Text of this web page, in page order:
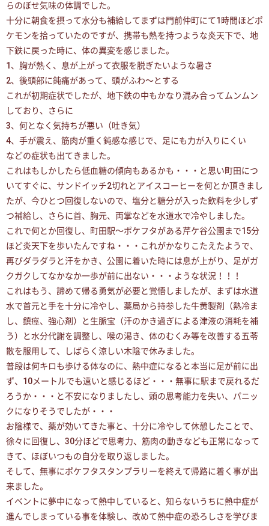
らのぼせ気味の体調でした。
十分に朝食を摂って水分も補給してまずは門前仲町にて1時間ほどポ
ケモンを拾っていたのですが、携帯も熱を持つような炎天下で、地
下鉄に戻った時に、体の異変を感じました。
1、胸が熱く、息が上がって衣服を脱ぎたいような暑さ
2、後頭部に鈍痛があって、頭がふわ〜とする
これが初期症状でしたが、地下鉄の中もかなり混み合ってムンムン
しており、さらに
3、何となく気持ちが悪い（吐き気）
4、手が震え、筋肉が重く鈍感な感じで、足にも力が入りにくい
などの症状も出てきました。
これはもしかしたら低血糖の傾向もあるかも・・・と思い町田につ
いてすぐに、サンドイッチ2切れとアイスコーヒーを何とか頂きまし
たが、今ひとつ回復しないので、塩分と糖分が入った飲料を少しず
つ補給し、さらに首、胸元、両掌などを水道水で冷やしました。
これで何とか回復し、町田駅〜ポケフタがある芹ケ谷公園まで15分
ほど炎天下を歩いたんですね・・・これがかなりこたえたようで、
再びダラダラと汗をかき、公園に着いた時には息が上がり、足がガ
クガクしてなかなか一歩が前に出ない・・・ような状況！！！
これはもう、諦めて帰る勇気が必要と覚悟しましたが、まずは水道
水で首元と手を十分に冷やし、薬局から持参した牛黄製剤（熱冷ま
し、鎮痙、強心剤）と生脈宝（汗のかき過ぎによる津液の消耗を補
う）と水分代謝を調整し、喉の渇き、体のむくみ等を改善する五苓
散を服用して、しばらく涼しい木陰で休みました。
普段は何キロも歩ける体なのに、熱中症になると本当に足が前に出
ず、10メートルでも遠いと感じるほど・・・無事に駅まで戻れるだ
ろうか・・・と不安になりましたし、頭の思考能力を失い、パニッ
クになりそうでしたが・・・
お陰様で、薬が効いてきた事と、十分に冷やして休憩したことで、
徐々に回復し、30分ほどで思考力、筋肉の動きなども正常になって
きて、ほぼいつもの自分を取り返しました。
そして、無事にポケフタスタンプラリーを終えて帰路に着く事が出
来ました。
イベントに夢中になって熱中していると、知らないうちに熱中症が
進んでしまっている事を体験し、改めて熱中症の恐ろしさを学びま